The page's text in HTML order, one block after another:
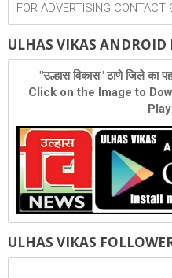
FOR ADVERTISING
ULHAS VIKAS ANDROID
"उल्हास विकास" ठाणे जिले का
Click on the Image to
ULHAS VIKAS